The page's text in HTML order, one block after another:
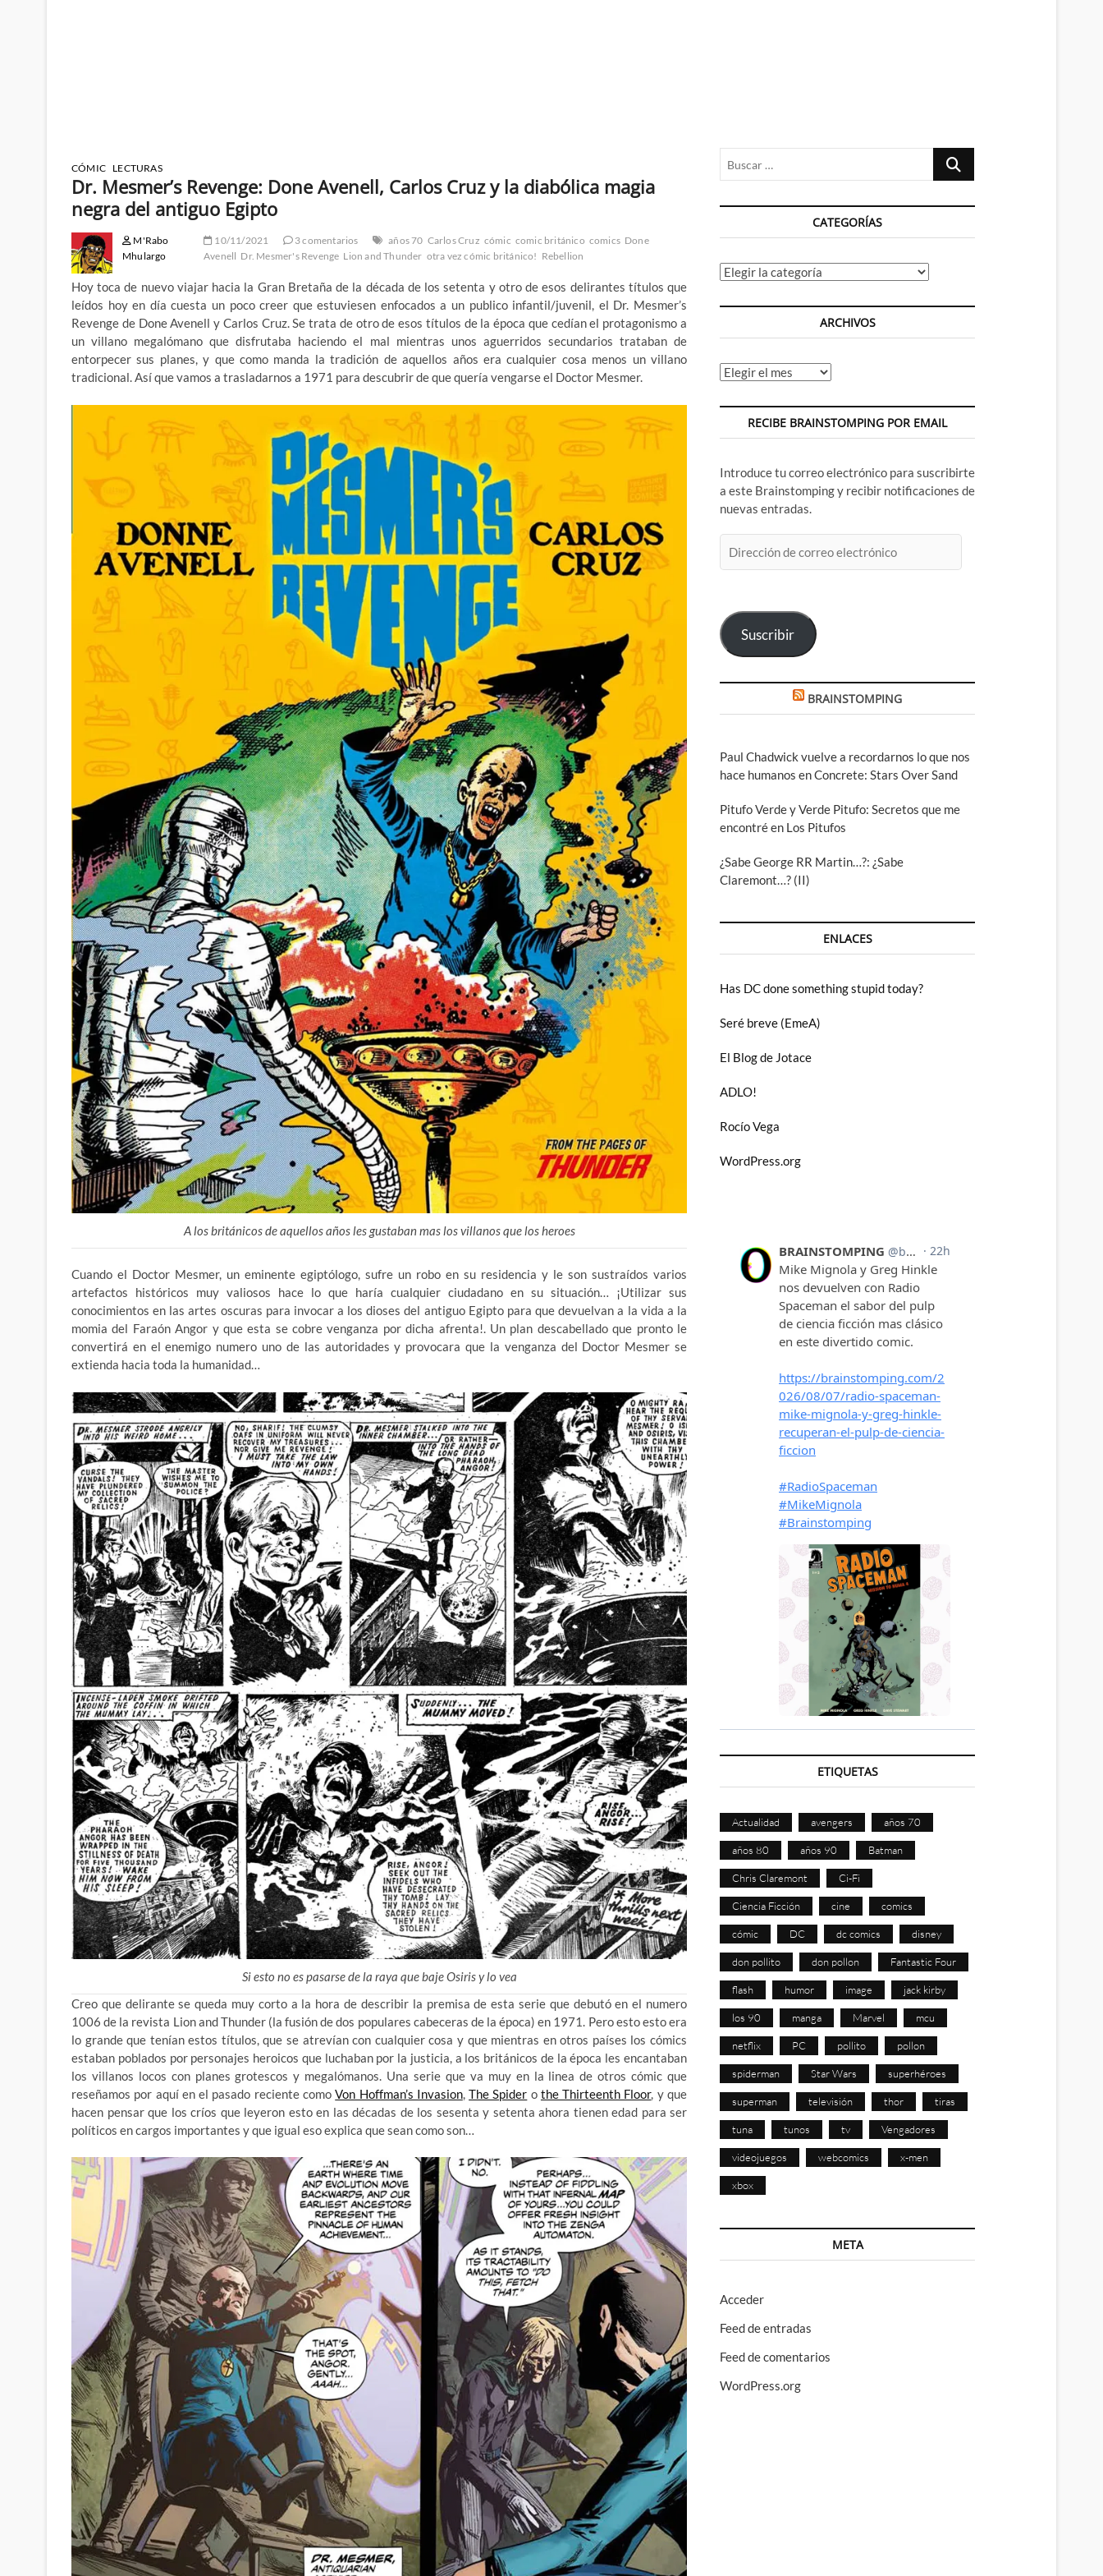
CÓMIC LECTURAS
Dr. Mesmer’s Revenge: Done Avenell, Carlos Cruz y la diabólica magia
negra del antiguo Egipto
M'Rabo
Mhulargo
10/11/2021 3 comentarios años 70 Carlos Cruz cómic comic británico comics Done
Avenell Dr. Mesmer's Revenge Lion and Thunder otra vez cómic británico! Rebellion
Hoy toca de nuevo viajar hacia la Gran Bretaña de la década de los setenta y otro de esos delirantes títulos que
leídos hoy en día cuesta un poco creer que estuviesen enfocados a un publico infantil/juvenil, el Dr. Mesmer’s
Revenge de Done Avenell y Carlos Cruz. Se trata de otro de esos títulos de la época que cedían el protagonismo a
un villano megalómano que disfrutaba haciendo el mal mientras unos aguerridos secundarios trataban de
entorpecer sus planes, y que como manda la tradición de aquellos años era cualquier cosa menos un villano
tradicional. Así que vamos a trasladarnos a 1971 para descubrir de que quería vengarse el Doctor Mesmer.
A los británicos de aquellos años les gustaban mas los villanos que los heroes
Cuando el Doctor Mesmer, un eminente egiptólogo, sufre un robo en su residencia y le son sustraídos varios
artefactos históricos muy valiosos hace lo que haría cualquier ciudadano en su situación… ¡Utilizar sus
conocimientos en las artes oscuras para invocar a los dioses del antiguo Egipto para que devuelvan a la vida a la
momia del Faraón Angor y que esta se cobre venganza por dicha afrenta!. Un plan descabellado que pronto le
convertirá en el enemigo numero uno de las autoridades y provocara que la venganza del Doctor Mesmer se
extienda hacia toda la humanidad…
Si esto no es pasarse de la raya que baje Osiris y lo vea
Creo que delirante se queda muy corto a la hora de describir la premisa de esta serie que debutó en el numero
1006 de la revista Lion and Thunder (la fusión de dos populares cabeceras de la época) en 1971. Pero esto esto era
lo grande que tenían estos títulos, que se atrevían con cualquier cosa y que mientras en otros países los cómics
estaban poblados por personajes heroicos que luchaban por la justicia, a los británicos de la época les encantaban
los villanos locos con planes grotescos y megalómanos. Una serie que va muy en la linea de otros cómic que
reseñamos por aquí en el pasado reciente comoVon Hoffman’s Invasion,The Spider o the Thirteenth Floor, y que
hacen pensar que los críos que leyeron esto en las décadas de los sesenta y setenta ahora tienen edad para ser
políticos en cargos importantes y que igual eso explica que sean como son…
Buscar
CATEGORÍAS
Categorías
ARCHIVOS
Archivos
RECIBE BRAINSTOMPING POR EMAIL
Introduce tu correo electrónico para suscribirte
a este Brainstomping y recibir notificaciones de
nuevas entradas.
de
Suscribir
BRAINSTOMPING
Paul Chadwick vuelve a recordarnos lo que nos
hace humanos en Concrete: Stars Over Sand
Pitufo Verde y Verde Pitufo: Secretos que me
encontré en Los Pitufos
¿Sabe George RR Martin…?: ¿Sabe
Claremont…? (II)
ENLACES
Has DC done something stupid today?
Seré breve (EmeA)
El Blog de Jotace
ADLO!
Rocío Vega
WordPress.org
ETIQUETAS
Actualidad avengers años 70
años 80 años 90 Batman
Chris Claremont Ci-Fi
Ciencia Ficción cine comics
cómic DC dc comics disney
don pollito don pollon Fantastic Four
flash humor image jack kirby
los 90 manga Marvel mcu
netflix PC pollito pollon
spiderman Star Wars superhéroes
superman televisión thor tiras
tuna tunos tv Vengadores
videojuegos webcomics x-men
xbox
META
Acceder
Feed de entradas
Feed de comentarios
WordPress.org